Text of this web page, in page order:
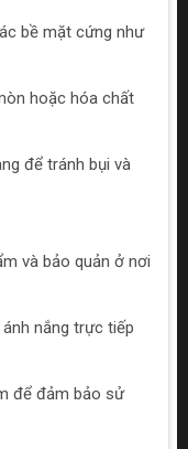
bề mặt cứng như
hoặc hóa chất
để tránh bụi và
và bảo quản ở nơi
nắng trực tiếp
để đảm bảo sử